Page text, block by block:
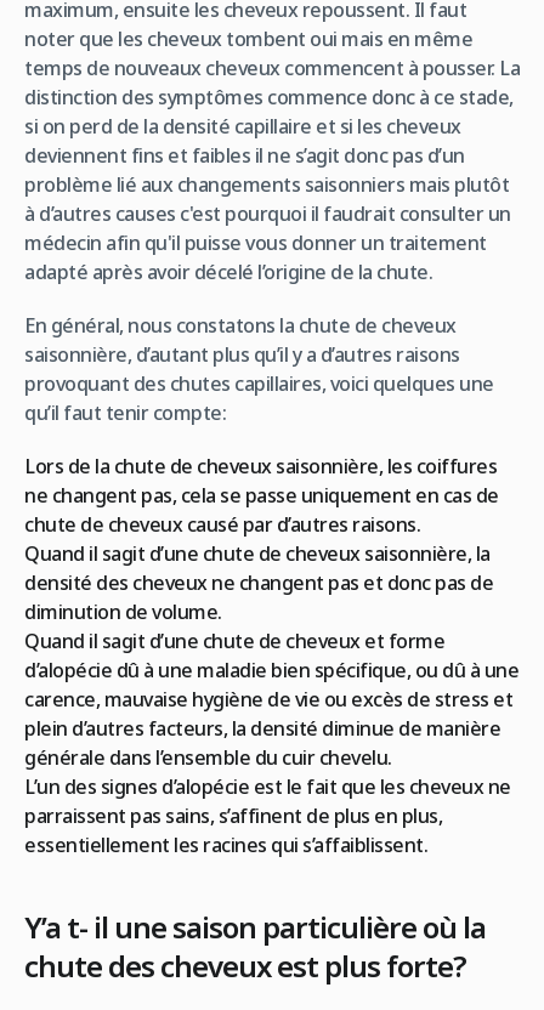
maximum, ensuite les cheveux repoussent. Il faut
noter que les cheveux tombent oui mais en même
temps de nouveaux cheveux commencent à pousser. La
distinction des symptômes commence donc à ce stade,
si on perd de la densité capillaire et si les cheveux
deviennent fins et faibles il ne s’agit donc pas d’un
problème lié aux changements saisonniers mais plutôt
à d’autres causes c'est pourquoi il faudrait consulter un
médecin afin qu'il puisse vous donner un traitement
adapté après avoir décelé l’origine de la chute.
En général, nous constatons la chute de cheveux
saisonnière, d’autant plus qu’il y a d’autres raisons
provoquant des chutes capillaires, voici quelques une
qu’il faut tenir compte:
Lors de la chute de cheveux saisonnière, les coiffures
ne changent pas, cela se passe uniquement en cas de
chute de cheveux causé par d’autres raisons.
Quand il sagit d’une chute de cheveux saisonnière, la
densité des cheveux ne changent pas et donc pas de
diminution de volume.
Quand il sagit d’une chute de cheveux et forme
d’alopécie dû à une maladie bien spécifique, ou dû à une
carence, mauvaise hygiène de vie ou excès de stress et
plein d’autres facteurs, la densité diminue de manière
générale dans l’ensemble du cuir chevelu.
L’un des signes d’alopécie est le fait que les cheveux ne
parraissent pas sains, s’affinent de plus en plus,
essentiellement les racines qui s’affaiblissent.
Y’a t- il une saison particulière où la
chute des cheveux est plus forte?